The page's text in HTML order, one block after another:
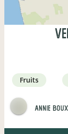
fruits
annie